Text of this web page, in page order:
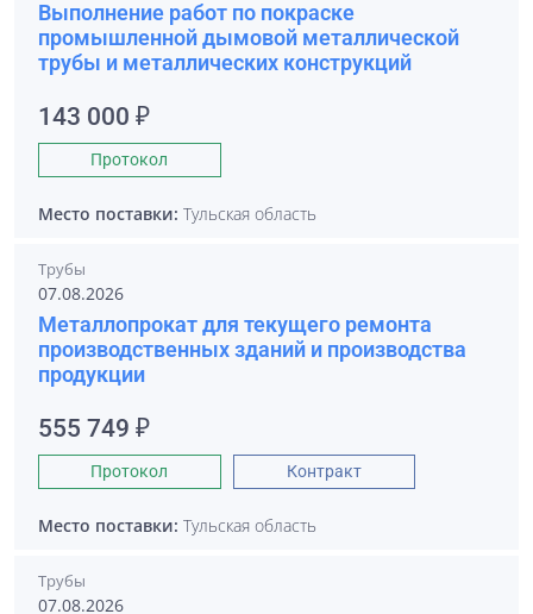
Выполнение работ по покраске
промышленной дымовой металлической
трубы и металлических конструкций
143 000 ₽
Протокол
Место поставки: Тульская область
Трубы
07.08.2026
Металлопрокат для текущего ремонта
производственных зданий и производства
продукции
555 749 ₽
Протокол Контракт
Место поставки: Тульская область
Трубы
07.08.2026